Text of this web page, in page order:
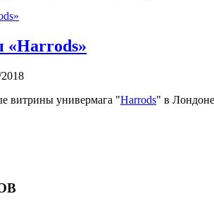
«Harrods»
витрины универмага "Harrods" в